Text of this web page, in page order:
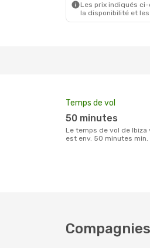
Les prix indiqués
la disponibilité et
Temps de vol
50 minutes
Le temps de vol de Ibiza vers Valence
est env. 50 minutes min.